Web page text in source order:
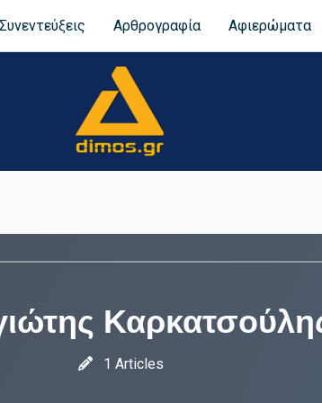
Συνεντεύξεις Αρθρογραφία Αφιερώματα
1 Articles